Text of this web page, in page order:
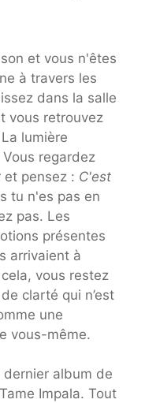
et vous n'êtes
à travers les
dans la salle
vous retrouvez
lumière
regardez
et pensez : C'est
tu n'es pas en
pas. Les
présentes
arrivaient à
vous restez
clarté qui n’est
une
vous-même.
album de
Impala. Tout